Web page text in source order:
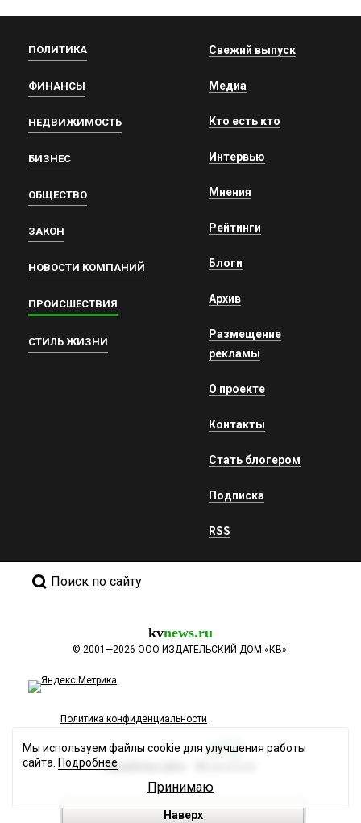
ПОЛИТИКА
ФИНАНСЫ
НЕДВИЖИМОСТЬ
БИЗНЕС
ОБЩЕСТВО
ЗАКОН
НОВОСТИ КОМПАНИЙ
ПРОИСШЕСТВИЯ
СТИЛЬ ЖИЗНИ
Свежий выпуск
Медиа
Кто есть кто
Интервью
Мнения
Рейтинги
Блоги
Архив
Размещение
рекламы
О проекте
Контакты
Стать блогером
Подписка
RSS
Поиск по сайту
kvnews.ru
© 2001—2026 ООО ИЗДАТЕЛЬСКИЙ ДОМ «КВ».
Политика конфиденциальности
Разработка сайта
Наверх
Мы используем файлы cookie для улучшения работы
сайта. Подробнее
Принимаю